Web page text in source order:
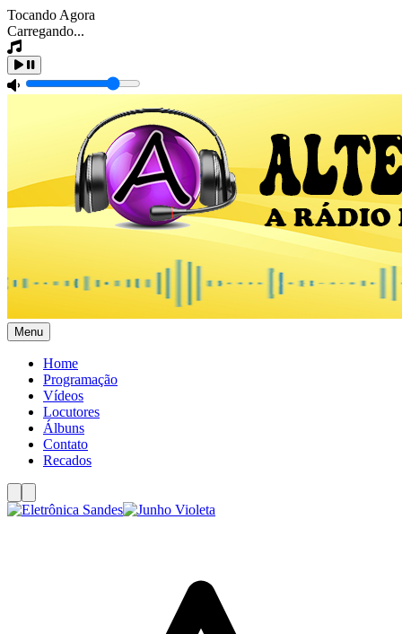
Tocando Agora
Carregando...
Menu
Home
Programação
Vídeos
Locutores
Álbuns
Contato
Recados